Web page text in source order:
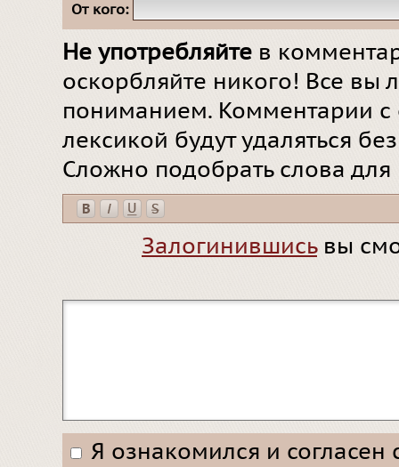
От кого:
Не употребляйте в
оскорбляйте никого! Все вы
пониманием. Комментарии
лексикой будут удаляться
Сложно подобрать слова
Залогинившисьвы
Я ознакомился и согласен